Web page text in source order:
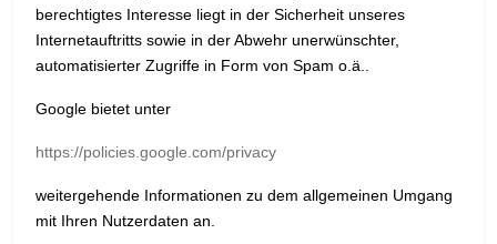
berechtigtes Interesse liegt in der Sicherheit unseres
Internetauftritts sowie in der Abwehr unerwünschter,
automatisierter Zugriffe in Form von Spam o.ä..
Google bietet unter
https://policies.google.com/privacy
weitergehende Informationen zu dem allgemeinen Umgang
mit Ihren Nutzerdaten an.